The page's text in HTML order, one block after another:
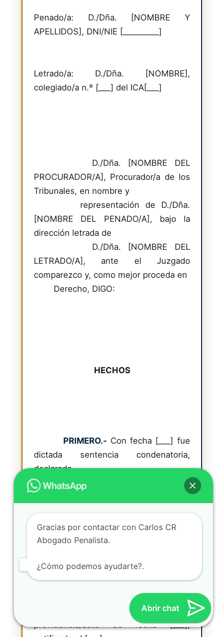
Penado/a: D./Dña. [NOMBRE Y
APELLIDOS], DNI/NIE [_________]
Letrado/a: D./Dña. [NOMBRE],
colegiado/a n.º [___] del ICA[___]
PROCURADOR/A], Procurador/a de los
Tribunales, en nombre y
[NOMBRE DEL PENADO/A], bajo la
dirección letrada de
LETRADO/A], ante el Juzgado
comparezco y, como mejor proceda en
HECHOS
PRIMERO.- Con fecha [___] fue
dictada sentencia condenatoria,
declarada
        firme el [___], que impone a mi
representado/a la pena de [___] de
prisión, con [resto de
        pronunciamientos: accesorias,
responsabilidad civil de [___] €, etc.].
SEGUNDO.- Mediante
providencia/auto de fecha [___],
Gracias por contactar con Carlos CR
Abogado Penalista.
¿Cómo podemos ayudarte?.
Abrir chat